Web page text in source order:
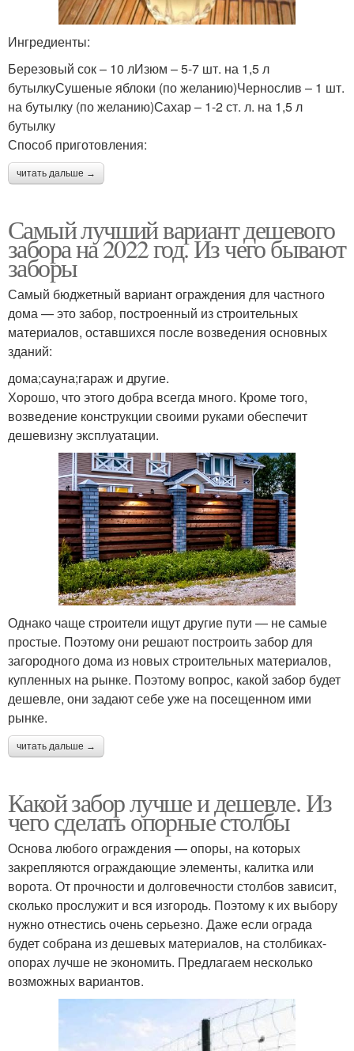
Ингредиенты:
Березовый сок – 10 лИзюм – 5-7 шт. на 1,5 л
бутылкуСушеные яблоки (по желанию)Чернослив – 1 шт.
на бутылку (по желанию)Сахар – 1-2 ст. л. на 1,5 л
бутылку
Способ приготовления:
читать дальше →
Самый лучший вариант дешевого
забора на 2022 год. Из чего бывают
заборы
Самый бюджетный вариант ограждения для частного
дома — это забор, построенный из строительных
материалов, оставшихся после возведения основных
зданий:
дома;сауна;гараж и другие.
Хорошо, что этого добра всегда много. Кроме того,
возведение конструкции своими руками обеспечит
дешевизну эксплуатации.
Однако чаще строители ищут другие пути — не самые
простые. Поэтому они решают построить забор для
загородного дома из новых строительных материалов,
купленных на рынке. Поэтому вопрос, какой забор будет
дешевле, они задают себе уже на посещенном ими
рынке.
читать дальше →
Какой забор лучше и дешевле. Из
чего сделать опорные столбы
Основа любого ограждения — опоры, на которых
закрепляются ограждающие элементы, калитка или
ворота. От прочности и долговечности столбов зависит,
сколько прослужит и вся изгородь. Поэтому к их выбору
нужно отнестись очень серьезно. Даже если ограда
будет собрана из дешевых материалов, на столбиках-
опорах лучше не экономить. Предлагаем несколько
возможных вариантов.